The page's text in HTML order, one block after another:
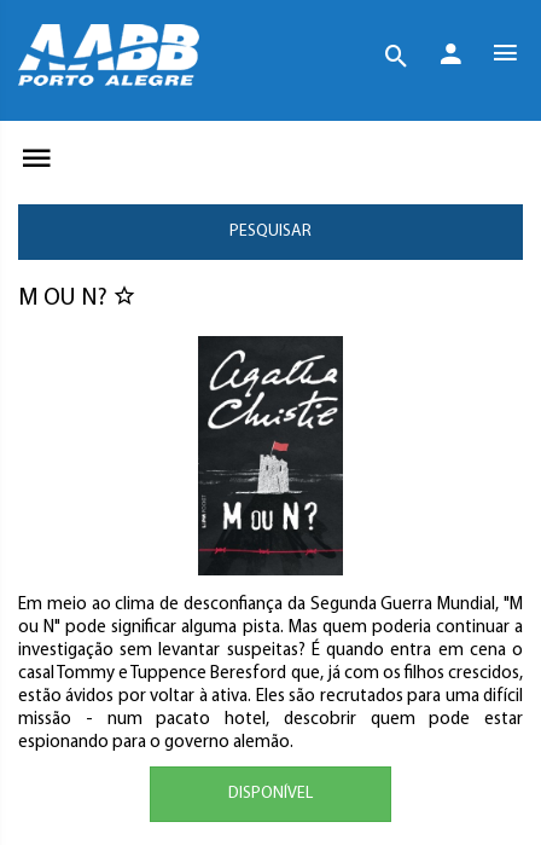
PESQUISAR
M OU N?
Em meio ao clima de desconfiança da Segunda Guerra Mundial, "M
ou N" pode significar alguma pista. Mas quem poderia continuar a
investigação sem levantar suspeitas? É quando entra em cena o
casal Tommy e Tuppence Beresford que, já com os filhos crescidos,
estão ávidos por voltar à ativa. Eles são recrutados para uma difícil
missão - num pacato hotel, descobrir quem pode estar
espionando para o governo alemão.
DISPONÍVEL